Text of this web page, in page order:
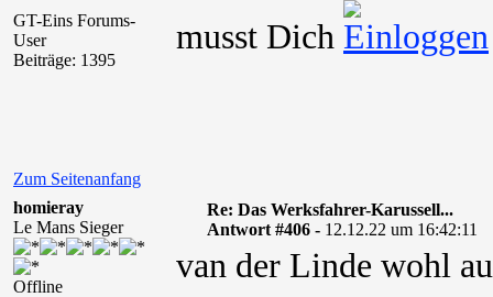
GT-Eins Forums-
User
Beiträge: 1395
musst Dich
Zum Seitenanfang
homieray
Le Mans Sieger
Offline
Re: Das Werksfahrer-Karussell...
Antwort #406 - 12.12.22 um 16:42:11
van der Linde wohl